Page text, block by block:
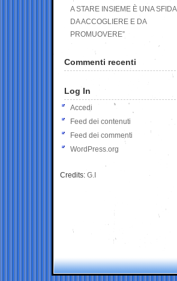
A STARE INSIEME È UNA SFIDA
DA ACCOGLIERE E DA
PROMUOVERE”
Commenti recenti
Log In
Accedi
Feed dei contenuti
Feed dei commenti
WordPress.org
Credits: G.I